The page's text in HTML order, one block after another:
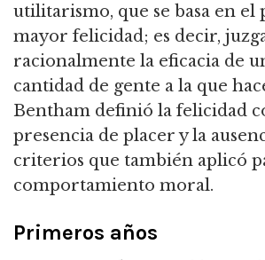
utilitarismo, que se basa en
mayor felicidad; es decir,
racionalmente la eficacia de
cantidad de gente a la que
Bentham definió la felicidad
presencia de placer y la
criterios que también aplicó
comportamiento moral.
Primeros años